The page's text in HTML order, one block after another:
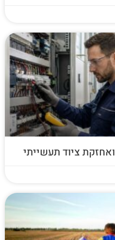
ציוד תעשייתי